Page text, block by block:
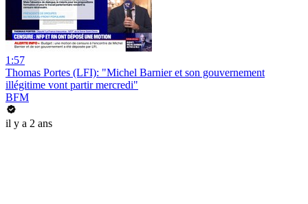
1:57
Thomas Portes (LFI): "Michel Barnier et son gouvernement
illégitime vont partir mercredi"
BFM
il y a 2 ans